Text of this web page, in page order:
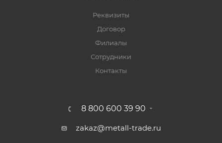
Реквизиты
Договор
Филиалы
Сотрудники
Контакты
8 800 600 39 90
zakaz@metall-trade.ru